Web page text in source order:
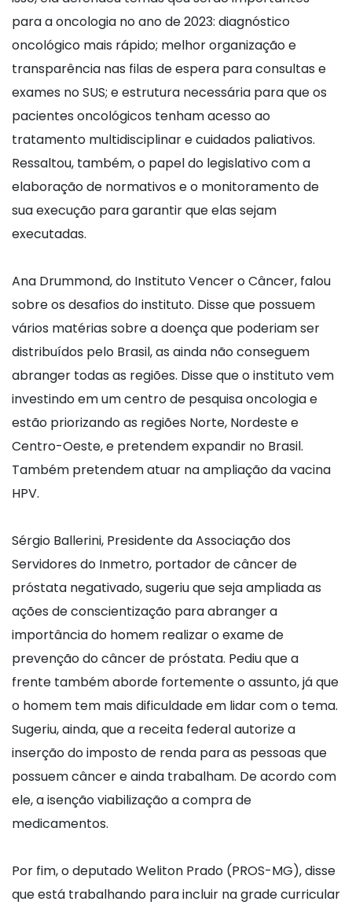
para a oncologia no ano de 2023: diagnóstico
oncológico mais rápido; melhor organização e
transparência nas filas de espera para consultas e
exames no SUS; e estrutura necessária para que os
pacientes oncológicos tenham acesso ao
tratamento multidisciplinar e cuidados paliativos.
Ressaltou, também, o papel do legislativo com a
elaboração de normativos e o monitoramento de
sua execução para garantir que elas sejam
executadas.
Ana Drummond, do Instituto Vencer o Câncer, falou
sobre os desafios do instituto. Disse que possuem
vários matérias sobre a doença que poderiam ser
distribuídos pelo Brasil, as ainda não conseguem
abranger todas as regiões. Disse que o instituto vem
investindo em um centro de pesquisa oncologia e
estão priorizando as regiões Norte, Nordeste e
Centro-Oeste, e pretendem expandir no Brasil.
Também pretendem atuar na ampliação da vacina
HPV.
Sérgio Ballerini, Presidente da Associação dos
Servidores do Inmetro, portador de câncer de
próstata negativado, sugeriu que seja ampliada as
ações de conscientização para abranger a
importância do homem realizar o exame de
prevenção do câncer de próstata. Pediu que a
frente também aborde fortemente o assunto, já que
o homem tem mais dificuldade em lidar com o tema.
Sugeriu, ainda, que a receita federal autorize a
inserção do imposto de renda para as pessoas que
possuem câncer e ainda trabalham. De acordo com
ele, a isenção viabilização a compra de
medicamentos.
Por fim, o deputado Weliton Prado (PROS-MG), disse
que está trabalhando para incluir na grade curricular